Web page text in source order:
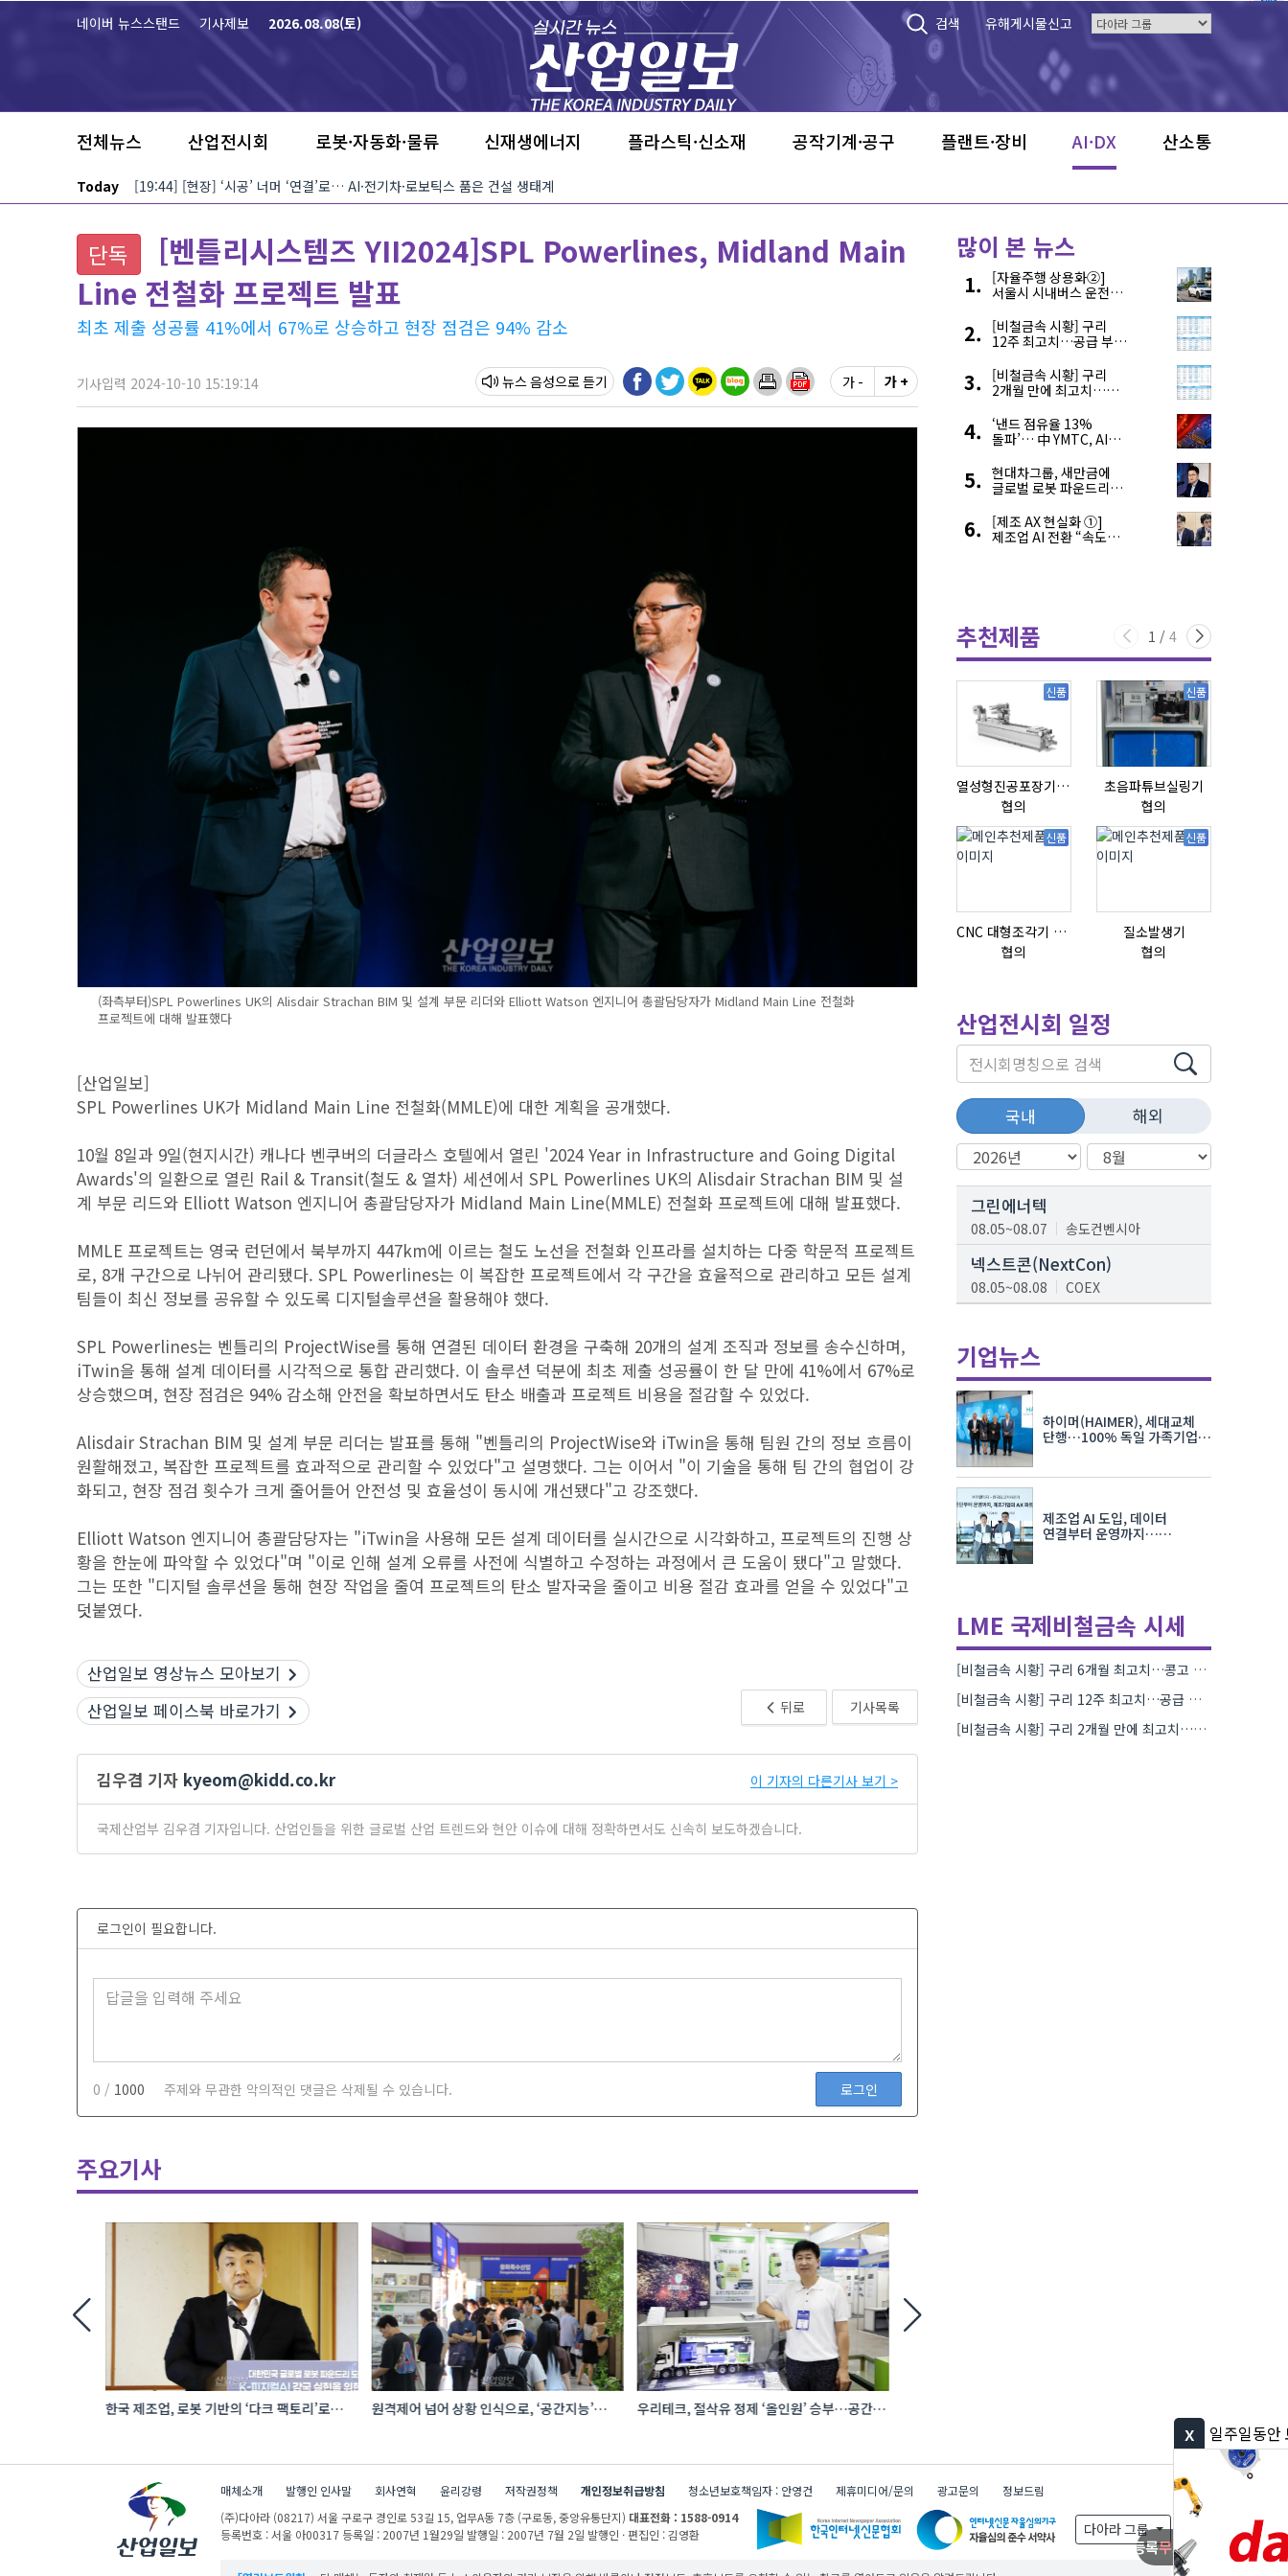
네이버 뉴스스탠드 기사제보 2026.08.08(토) 검색 유해게시물신고
전체뉴스 산업전시회 로봇·자동화·물류 신재생에너지 플라스틱·신소재 공작기계·공구 플랜트·장비 AI·DX 산소통
Today [19:44] [현장] ‘시공’ 너머 ‘연결’로… AI·전기차·로보틱스 품은 건설 생태계
단독
[벤틀리시스템즈 YII2024]SPL Powerlines, Midland Main
Line 전철화 프로젝트 발표
최초 제출 성공률 41%에서 67%로 상승하고 현장 점검은 94% 감소
기사입력 2024-10-10 15:19:14 뉴스 음성 가 - 가 +
(좌측부터)SPL Powerlines UK의 Alisdair Strachan BIM 및 설계 부문 리더와 Elliott Watson 엔지니어 총괄담당자가 Midland Main Line 전철화
프로젝트에 대해 발표했다
[산업일보]
SPL Powerlines UK가 Midland Main Line 전철화(MMLE)에 대한 계획을 공개했다.
10월 8일과 9일(현지시간) 캐나다 벤쿠버의 더글라스 호텔에서 열린 '2024 Year in Infrastructure and Going Digital
Awards'의 일환으로 열린 Rail & Transit(철도 & 열차) 세션에서 SPL Powerlines UK의 Alisdair Strachan BIM 및 설
계 부문 리드와 Elliott Watson 엔지니어 총괄담당자가 Midland Main Line(MMLE) 전철화 프로젝트에 대해 발표했다.
MMLE 프로젝트는 영국 런던에서 북부까지 447km에 이르는 철도 노선을 전철화 인프라를 설치하는 다중 학문적 프로젝트
로, 8개 구간으로 나뉘어 관리됐다. SPL Powerlines는 이 복잡한 프로젝트에서 각 구간을 효율적으로 관리하고 모든 설계
팀들이 최신 정보를 공유할 수 있도록 디지털솔루션을 활용해야 했다.
SPL Powerlines는 벤틀리의 ProjectWise를 통해 연결된 데이터 환경을 구축해 20개의 설계 조직과 정보를 송수신하며,
iTwin을 통해 설계 데이터를 시각적으로 통합 관리했다. 이 솔루션 덕분에 최초 제출 성공률이 한 달 만에 41%에서 67%로
상승했으며, 현장 점검은 94% 감소해 안전을 확보하면서도 탄소 배출과 프로젝트 비용을 절감할 수 있었다.
Alisdair Strachan BIM 및 설계 부문 리더는 발표를 통해 "벤틀리의 ProjectWise와 iTwin을 통해 팀원 간의 정보 흐름이
원활해졌고, 복잡한 프로젝트를 효과적으로 관리할 수 있었다"고 설명했다. 그는 이어서 "이 기술을 통해 팀 간의 협업이 강
화되고, 현장 점검 횟수가 크게 줄어들어 안전성 및 효율성이 동시에 개선됐다"고 강조했다.
Elliott Watson 엔지니어 총괄담당자는 "iTwin을 사용해 모든 설계 데이터를 실시간으로 시각화하고, 프로젝트의 진행 상
황을 한눈에 파악할 수 있었다"며 "이로 인해 설계 오류를 사전에 식별하고 수정하는 과정에서 큰 도움이 됐다"고 말했다.
그는 또한 "디지털 솔루션을 통해 현장 작업을 줄여 프로젝트의 탄소 발자국을 줄이고 비용 절감 효과를 얻을 수 있었다"고
덧붙였다.
뒤로 기사목록
산업일보 영상뉴스 모아보기
산업일보 페이스북 바로가기
김우겸 기자 kyeom@kidd.co.kr 이 기자의 다른기사 보기 >
국제산업부 김우겸 기자입니다. 산업인들을 위한 글로벌 산업 트렌드와 현안 이슈에 대해 정확하면서도 신속히 보도하겠습니다.
로그인이 필요합니다.
0 / 1000 주제와 무관한 악의적인 댓글은 삭제될 수 있습니다. 로그인
주요기사
한국 제조업, 로봇 기반의 ‘다크 팩토리’로
원격제어 넘어 상황 인식으로, ‘공간지능’
우리테크, 절삭유 정제 ‘올인원’ 승부…공간·
완속충전기 첫선
많이 본 뉴스
[자율주행 상용화②]
서울시 시내버스 운전자
해결한다
[비철금속 시황] 구리
12주 최고치…공급 부족
[비철금속 시황] 구리
2개월 만에 최고치…
우려 확대
‘낸드 점유율 13%
돌파’… 中 YMTC, AI
4위 맹추격
현대차그룹, 새만금에
글로벌 로봇 파운드리
[제조 AX 현실화 ①]
제조업 AI 전환 “속도와
추천제품 1 / 4
신품
열성형진공포장기 표준형 모델 OMNIVAC S-200
협의
신품
초음파튜브실링기
협의
신품
CNC 대형조각기 K-2040B
협의
신품
질소발생기
협의
산업전시회 일정
국내 해외
그린에너텍
08.05~08.07 송도컨벤시아
넥스트콘(NextCon)
08.05~08.08 COEX
08.19~08.21
K-PRINT
08.19~08.22
자율주행모빌리티산업전
08.25~08.27
차세대 반도체 패키징 산업전
08.26~08.28 수원컨벤션센터
기업뉴스
하이머(HAIMER), 세대교체
단행…100% 독일 가족기업
제조업 AI 도입, 데이터
연결부터 운영까지…
LME 국제비철금속 시세
[비철금속 시황] 구리 6개월 최고치…콩고 수출 규제에 공급 우려 확대
[비철금속 시황] 구리 12주 최고치…공급 부족 우려에 강세
[비철금속 시황] 구리 2개월 만에 최고치…재고 감소에 공급 부족 우려 확대
무료 무료 무료
일주일동안 보지 않기
매체소개 발행인 인사말 회사연혁 윤리강령 저작권정책 개인정보취급방침 청소년보호책임자 : 안영건 제휴미디어/문의 광고문의
정보드림
(주)다아라 (08217) 서울 구로구 경인로 53길 15,업무A동 7층 (구로동, 중앙유통단지) 대표전화 : 1588-0914
등록번호 : 서울 아00317 등록일 : 2007년 1월29일 발행일 : 2007년 7월 2일 발행인 · 편집인 : 김영환 다아라 그룹